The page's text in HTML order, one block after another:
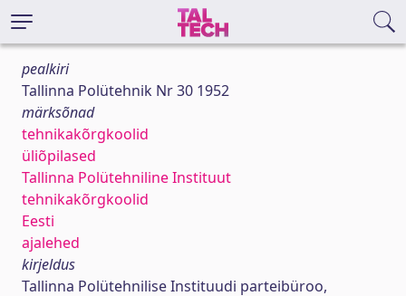
pealkiri
Tallinna Polütehnik Nr 30 1952
märksõnad
tehnikakõrgkoolid
üliõpilased
Tallinna Polütehniline Instituut
tehnikakõrgkoolid
Eesti
ajalehed
kirjeldus
Tallinna Polütehnilise Instituudi parteibüroo,